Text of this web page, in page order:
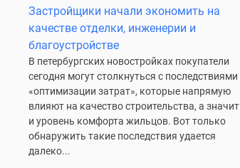
калькулятор
Новостройки
Ленинградской
области
ипотека
Квартиры
скидками
Застройщики начали экономить на
качестве отделки, инженерии и
благоустройстве
В петербургских новостройках покупатели
сегодня могут столкнуться с последствиями
«оптимизации затрат», которые напрямую
влияют на качество строительства, а значит
и уровень комфорта жильцов. Вот только
обнаружить такие последствия удается
далеко...